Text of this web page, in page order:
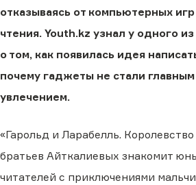
отказываясь от компьютерных
чтения. Youth.kz узнал у одного
о том, как появилась идея
почему гаджеты не стали главным
увлечением.
«Гарольд и Ларабелль.
братьев Айткалиевых знакомит
читателей с приключениями